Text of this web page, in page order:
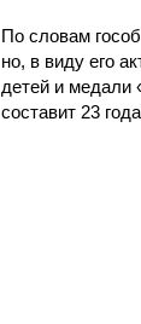
По словам
но, в виду его
детей и медали
составит 23